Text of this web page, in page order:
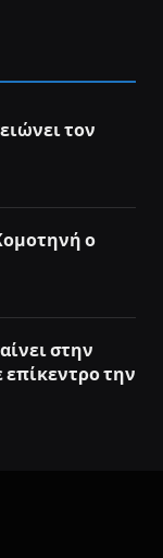
τον
ο
στην
επίκεντρο την